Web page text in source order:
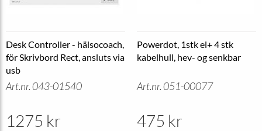
Desk Controller - hälsocoach,
för Skrivbord Rect, ansluts via
usb
Art.nr. 043-01540
1275 kr
Powerdot, 1stk el+ 4 stk
kabelhull, hev- og senkbar
Art.nr. 051-00077
475 kr